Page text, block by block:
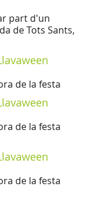
part d'un
de Tots Sants,
de la festa
de la festa
de la festa